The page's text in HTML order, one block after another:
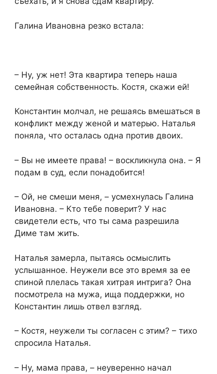
​Галина Ивановна резко встала:​
​– Ну, уж нет! Эта квартира теперь наша
семейная собственность. Костя, скажи ей!​
​Константин молчал, не решаясь вмешаться в
конфликт между женой и матерью. Наталья
поняла, что осталась одна против двоих.​
​– Вы не имеете права! – воскликнула она. – Я
подам в суд, если понадобится!​
​– Ой, не смеши меня, – усмехнулась Галина
Ивановна. – Кто тебе поверит? У нас
свидетели есть, что ты сама разрешила
Диме там жить.​
​Наталья замерла, пытаясь осмыслить
услышанное. Неужели все это время за ее
спиной плелась такая хитрая интрига? Она
посмотрела на мужа, ища поддержки, но
Константин лишь отвел взгляд.​
​– Костя, неужели ты согласен с этим? – тихо
спросила Наталья.​
​– Ну, мама права, – неуверенно начал